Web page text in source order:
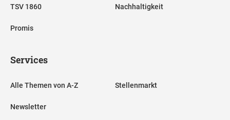
TSV 1860
Promis
Nachhaltigkeit
Services
Alle Themen von A-Z
Newsletter
Stellenmarkt